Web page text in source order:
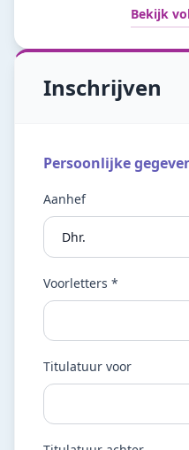
Bekijk
Inschrijven
Persoonlijke
Aanhef
Voorletters *
Titulatuur voor